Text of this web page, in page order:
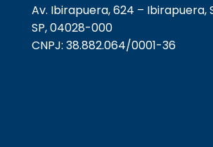
Av. Ibirapuera, 624 – Ibirapuera,
SP, 04028-000
CNPJ: 38.882.064/0001-36